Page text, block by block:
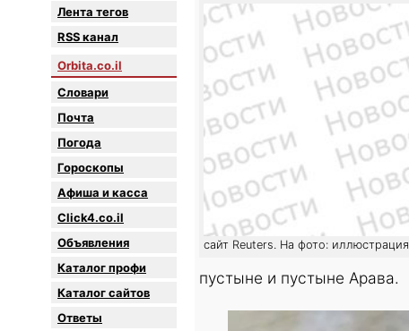
Лента тегов
RSS канал
Orbita.co.il
Словари
Почта
Погода
Гороскопы
Афиша и касса
Click4.co.il
Объявления
Каталог профи
Каталог сайтов
Oтветы
сайт Reuters. На фото: иллюстрация
пустыне и пустыне Арава.